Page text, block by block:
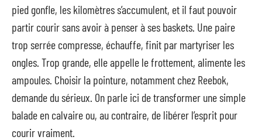
pied gonfle, les kilomètres s’accumulent, et il faut pouvoir
partir courir sans avoir à penser à ses baskets. Une paire
trop serrée compresse, échauffe, finit par martyriser les
ongles. Trop grande, elle appelle le frottement, alimente les
ampoules. Choisir la pointure, notamment chez Reebok,
demande du sérieux. On parle ici de transformer une simple
balade en calvaire ou, au contraire, de libérer l’esprit pour
courir vraiment.